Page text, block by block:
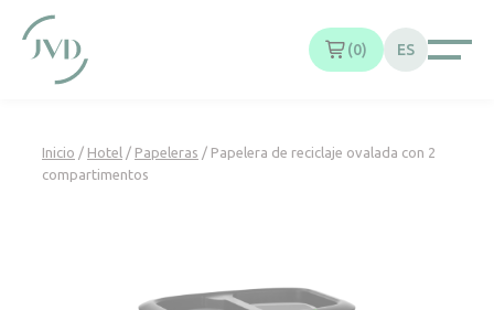
0 ES
Inicio / Hotel / Papeleras / Papelera de reciclaje ovalada con 2
compartimentos
Panel de gestión de cookies